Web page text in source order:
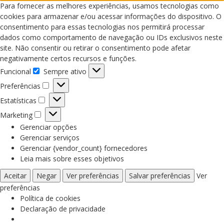
Para fornecer as melhores experiências, usamos tecnologias como
cookies para armazenar e/ou acessar informações do dispositivo. O
consentimento para essas tecnologias nos permitirá processar
dados como comportamento de navegação ou IDs exclusivos neste
site. Não consentir ou retirar o consentimento pode afetar
negativamente certos recursos e funções.
Funcional
Funcional
Sempre ativo
Preferências
Preferências
Estatísticas
Estatísticas
Marketing
Marketing
Gerenciar opções
Gerenciar serviços
Gerenciar {vendor_count} fornecedores
Leia mais sobre esses objetivos
Aceitar
Negar Ver preferências Salvar preferências
Ver
preferências
Política de cookies
Declaração de privacidade